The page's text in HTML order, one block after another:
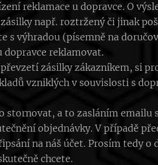
reklamace u dopravce. O
např. roztržený či jinak
s výhradou (písemně na
dopravce reklamovat.
zásilky zákazníkem, si
vzniklých v souvislosti s
stornovat, a to zasláním
objednávky. V případě
na náš účet. Prosím tedy
chcete.